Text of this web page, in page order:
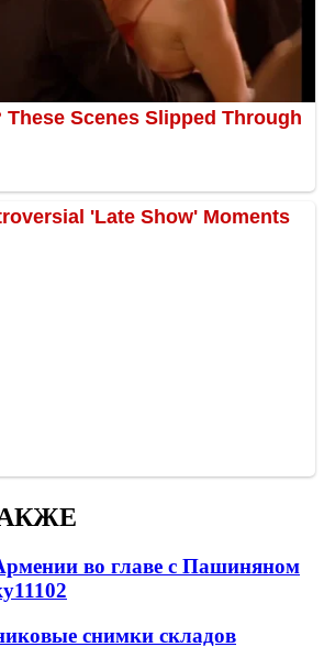
во главе с Пашиняном
11102
снимки складов